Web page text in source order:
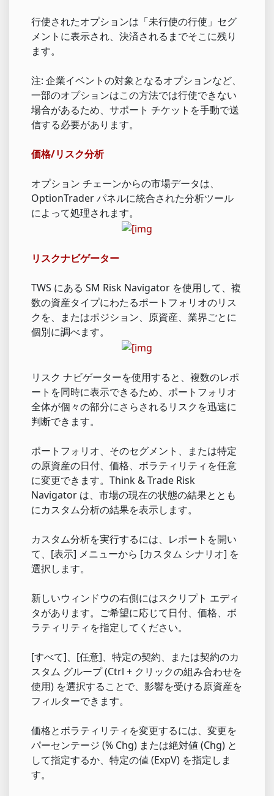
行使されたオプションは「未行使の行使」セグ
メントに表示され、決済されるまでそこに残り
ます。
注: 企業イベントの対象となるオプションなど、
一部のオプションはこの方法では行使できない
場合があるため、サポート チケットを手動で送
信する必要があります。
価格/リスク分析
オプション チェーンからの市場データは、
OptionTrader パネルに統合された分析ツール
によって処理されます。
リスクナビゲーター
TWS にある SM Risk Navigator を使用して、複
数の資産タイプにわたるポートフォリオのリス
クを、またはポジション、原資産、業界ごとに
個別に調べます。
リスク ナビゲーターを使用すると、複数のレポ
ートを同時に表示できるため、ポートフォリオ
全体が個々の部分にさらされるリスクを迅速に
判断できます。
ポートフォリオ、そのセグメント、または特定
の原資産の日付、価格、ボラティリティを任意
に変更できます。Think & Trade Risk
Navigator は、市場の現在の状態の結果ととも
にカスタム分析の結果を表示します。
カスタム分析を実行するには、レポートを開い
て、[表示] メニューから [カスタム シナリオ] を
選択します。
新しいウィンドウの右側にはスクリプト エディ
タがあります。ご希望に応じて日付、価格、ボ
ラティリティを指定してください。
[すべて]、[任意]、特定の契約、または契約のカ
スタム グループ (Ctrl + クリックの組み合わせを
使用) を選択することで、影響を受ける原資産を
フィルターできます。
価格とボラティリティを変更するには、変更を
パーセンテージ (% Chg) または絶対値 (Chg) と
して指定するか、特定の値 (ExpV) を指定しま
す。